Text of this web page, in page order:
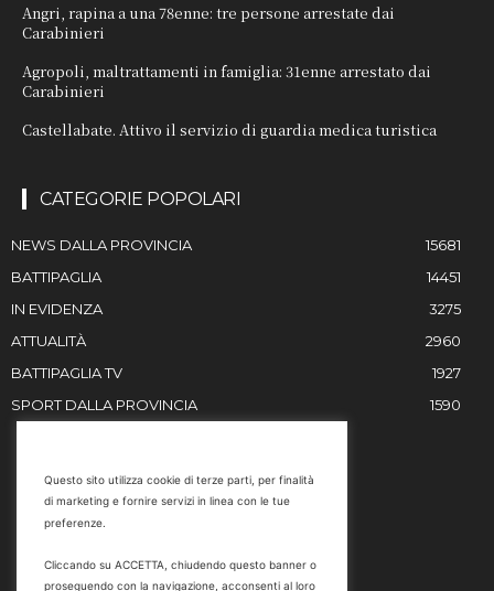
Angri, rapina a una 78enne: tre persone arrestate dai
Carabinieri
Agropoli, maltrattamenti in famiglia: 31enne arrestato dai
Carabinieri
Castellabate. Attivo il servizio di guardia medica turistica
CATEGORIE POPOLARI
NEWS DALLA PROVINCIA
15681
BATTIPAGLIA
14451
IN EVIDENZA
3275
ATTUALITÀ
2960
BATTIPAGLIA TV
1927
SPORT DALLA PROVINCIA
1590
Email
marketing@battipaglia1929.it
Questo sito utilizza cookie di terze parti, per finalità
di marketing e fornire servizi in linea con le tue
preferenze.
Cliccando su ACCETTA, chiudendo questo banner o
proseguendo con la navigazione, acconsenti al loro